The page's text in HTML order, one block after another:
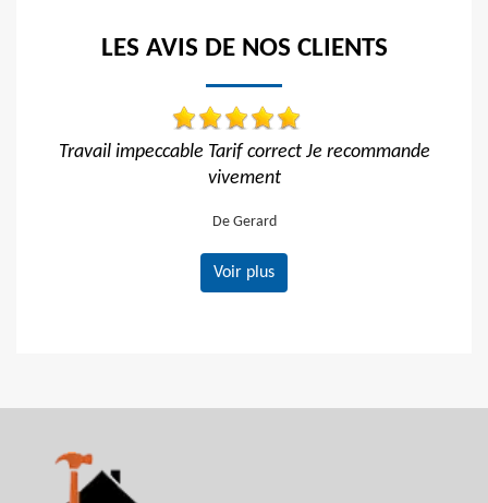
LES AVIS DE NOS CLIENTS
correct Je recommande
Réactif et efficace, je
Voir plus